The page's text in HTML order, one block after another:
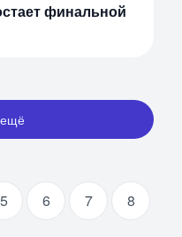
финальной
ещё
5 6 7
8